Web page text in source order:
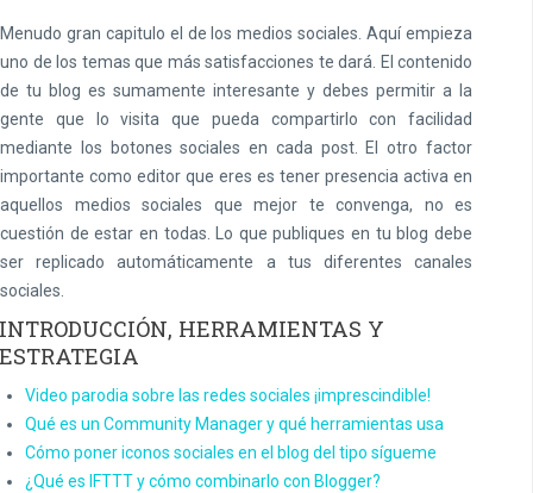
Menudo gran capitulo el de los medios sociales. Aquí empieza
uno de los temas que más satisfacciones te dará. El contenido
de tu blog es sumamente interesante y debes permitir a la
gente que lo visita que pueda compartirlo con facilidad
mediante los botones sociales en cada post. El otro factor
importante como editor que eres es tener presencia activa en
aquellos medios sociales que mejor te convenga, no es
cuestión de estar en todas. Lo que publiques en tu blog debe
ser replicado automáticamente a tus diferentes canales
sociales.
INTRODUCCIÓN, HERRAMIENTAS Y
ESTRATEGIA
Video parodia sobre las redes sociales ¡imprescindible!
Qué es un Community Manager y qué herramientas usa
Cómo poner iconos sociales en el blog del tipo sígueme
¿Qué es IFTTT y cómo combinarlo con Blogger?